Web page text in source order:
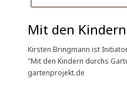
Mit den
Kirsten Bringmann ist
"Mit den Kindern durchs
gartenprojekt.de